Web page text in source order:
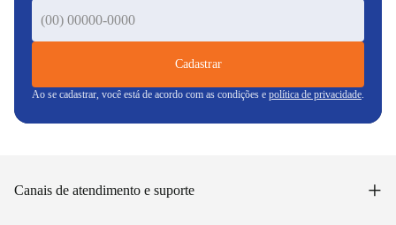
Cadastrar
Ao se cadastrar, você está de acordo com as condições e política de privacidade.
Canais de atendimento e suporte +